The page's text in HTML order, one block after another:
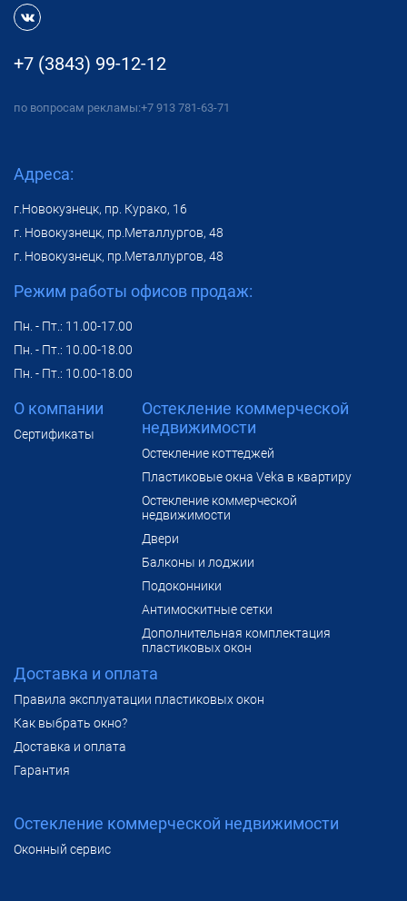
Адреса:
г.Новокузнецк, пр. Курако, 16
г. Новокузнецк, пр.Металлургов, 48
г. Новокузнецк, пр.Металлургов, 48
Режим работы офисов продаж:
Пн. - Пт.: 11.00-17.00
Пн. - Пт.: 10.00-18.00
Пн. - Пт.: 10.00-18.00
О компании
Сертификаты
Остекление коммерческой
недвижимости
Остекление коттеджей
Пластиковые окна Veka в квартиру
Остекление коммерческой
недвижимости
Двери
Балконы и лоджии
Подоконники
Антимоскитные сетки
Дополнительная комплектация
пластиковых окон
Доставка и оплата
Правила эксплуатации пластиковых окон
Как выбрать окно?
Доставка и оплата
Гарантия
Остекление коммерческой недвижимости
Оконный сервис
+7 (3843) 99-12-12
по вопросам рекламы:+7 913 781-63-71